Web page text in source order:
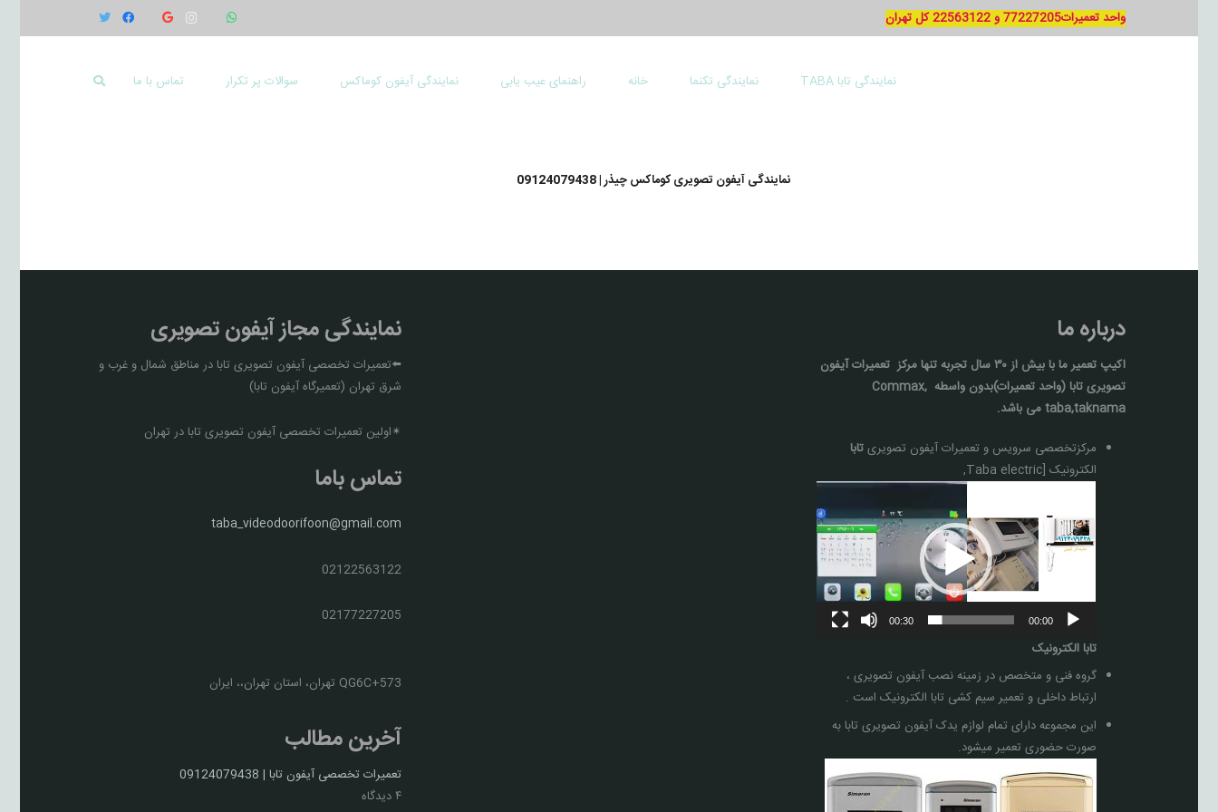
واحد تعمیرات77227205 و 22563122 کل تهران
نمایندگی تابا TABA نمایندگی تکنما خانه راهنمای عیب یابی نمایندگی آیفون کوماکس سوالات پر تکرار تماس با ما
نمایندگی آیفون تصویری کوماکس چیذر | 09124079438
درباره ما
اکیپ تعمیر ما با بيش از ۳۰ سال تجربه تنها مركز تعمیرات آيفون
تصويری تابا (واحد تعمیرات)بدون واسطه Commax,
taba,taknama می باشد.
مرکزتخصصی سرویس و تعمیرات آیفون تصویریتابا
الکترونیک [Taba electric,
00:00
00:30
تابا الکترونیک
گروه فنی و متخصص در زمینه نصب آیفون تصویری ،
ارتباط داخلی و تعمیر سیم کشی تابا الکترونیک است .
این مجموعه دارای تمام لوازم یدک آیفون تصویری تابا به
صورت حضوری تعمیر میشود.
نمایندگی مجاز آیفون تصویری
⬅️تعمیرات تخصصی آیفون تصویری تابا در مناطق شمال و غرب و
شرق تهران (تعمیرگاه آیفون تابا)
✴اولین تعمیرات تخصصی آیفون تصویری تابا در تهران
تماس باما
taba_videodoorifoon@gmail.com
02122563122
02177227205
QG6C+573 تهران، استان تهران،، ایران
آخرین مطالب
تعمیرات تخصصی آیفون تابا | 09124079438
۴ دیدگاه